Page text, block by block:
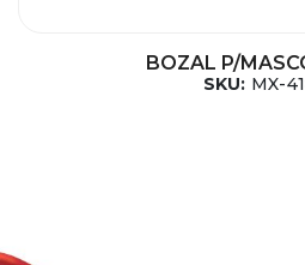
BOZAL P/
SKU: MX-